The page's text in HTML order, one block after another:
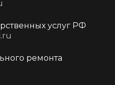
услуг РФ
ремонта